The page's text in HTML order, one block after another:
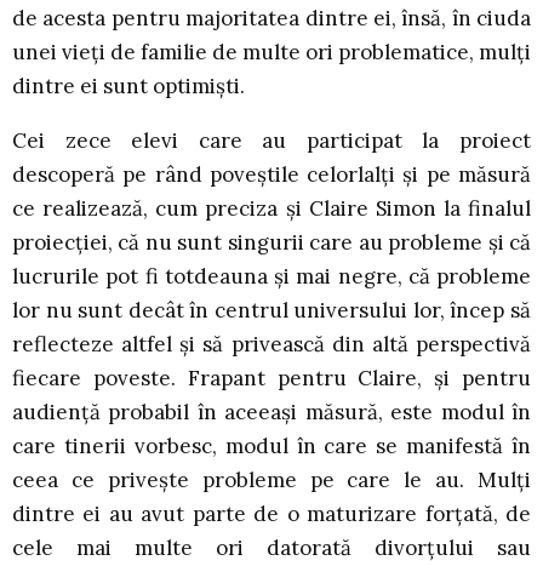
de acesta pentru majoritatea dintre ei, însă, în ciuda
unei vieți de familie de multe ori problematice, mulți
dintre ei sunt optimiști.
Cei zece elevi care au participat la proiect
descoperă pe rând poveștile celorlalți și pe măsură
ce realizează, cum preciza și Claire Simon la finalul
proiecției, că nu sunt singurii care au probleme și că
lucrurile pot fi totdeauna și mai negre, că probleme
lor nu sunt decât în centrul universului lor, încep să
reflecteze altfel și să privească din altă perspectivă
fiecare poveste. Frapant pentru Claire, și pentru
audiență probabil în aceeași măsură, este modul în
care tinerii vorbesc, modul în care se manifestă în
ceea ce privește probleme pe care le au. Mulți
dintre ei au avut parte de o maturizare forțată, de
cele mai multe ori datorată divorțului sau